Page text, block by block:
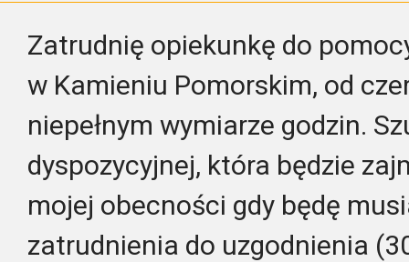
Zatrudnię opiekunkę do
w Kamieniu Pomorskim, od
niepełnym wymiarze godzin.
dyspozycyjnej, która będzie
mojej obecności gdy będę
zatrudnienia do uzgodnienia